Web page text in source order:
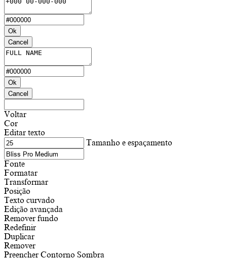
Ok
Cancel
Ok
Cancel
Voltar
Cor
Editar texto
Tamanho e espaçamento
Fonte
Formatar
Transformar
Posição
Texto curvado
Edição avançada
Remover fundo
Redefinir
Duplicar
Remover
Preencher Contorno Sombra